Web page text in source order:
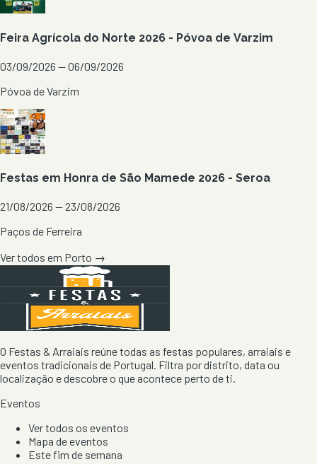
Feira Agrícola do Norte 2026 - Póvoa de Varzim
03/09/2026 — 06/09/2026
Póvoa de Varzim
Festas em Honra de São Mamede 2026 - Seroa
21/08/2026 — 23/08/2026
Paços de Ferreira
Ver todos em Porto →
O Festas & Arraiais reúne todas as festas populares, arraiais e
eventos tradicionais de Portugal. Filtra por distrito, data ou
localização e descobre o que acontece perto de ti.
Eventos
Ver todos os eventos
Mapa de eventos
Este fim de semana